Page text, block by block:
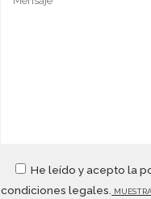
He leído y acepto la
condiciones legales.